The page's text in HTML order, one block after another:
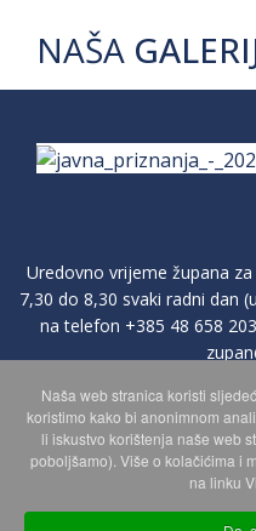
NAŠA
Uredovno vrijeme župana
7,30 do 8,30 svaki radni dan
na telefon +385 48 658 203
POLITIKA ZAŠTITE
Naša web stranica koristi
koristimo kako bi anonimnom
li iskustvo korištenja naše web
poboljšamo). Više o kolačićima i
na linku